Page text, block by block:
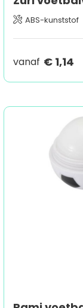
ABS-kunststof
vanaf € 1,14